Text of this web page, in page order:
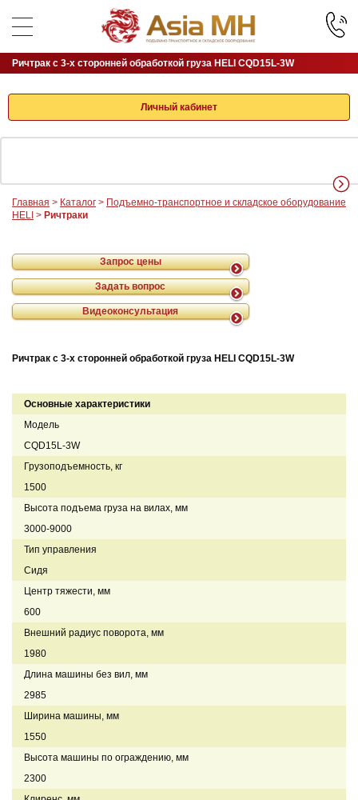
Личный кабинет
Главная > Каталог > Подъемно-транспортное и складское оборудование
HELI > Ричтраки
Ричтрак с 3-х сторонней обработкой груза HELI CQD15L-3W
Запрос цены
Задать вопрос
Видеоконсультация
Ричтрак с 3-х сторонней обработкой груза HELI CQD15L-3W
Основные характеристики
Модель
CQD15L-3W
Грузоподъемность, кг
1500
Высота подъема груза на вилах, мм
3000-9000
Тип управления
Сидя
Центр тяжести, мм
600
Внешний радиус поворота, мм
1980
Длина машины без вил, мм
2985
Ширина машины, мм
1550
Высота машины по ограждению, мм
2300